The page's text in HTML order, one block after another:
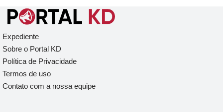
Expediente
Sobre o Portal KD
Política de Privacidade
Termos de uso
Contato com a nossa equipe